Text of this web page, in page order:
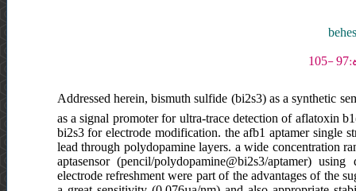
Addressed herein, bismuth sulfide (bi2s3) as a synthetic
as a signal promoter for ultra-trace detection of aflatoxin
bi2s3 for electrode modification. the afb1 aptamer single
lead through polydopamine layers. a wide concentration
aptasensor (pencil/polydopamine@bi2s3/aptamer)
electrode refreshment were part of the advantages of the